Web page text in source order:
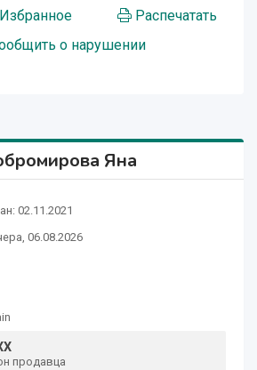
Распечатать
о нарушении
Яна
02.11.2021
06.08.2026
продавца